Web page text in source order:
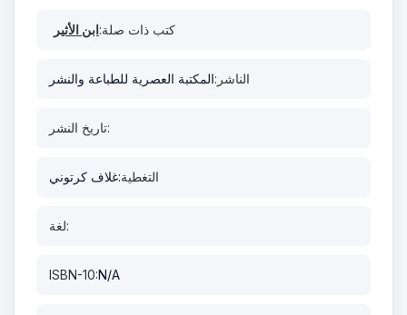
كتب ذات صلة:ابن الأثير
الناشر:المكتبة العصرية للطباعة والنشر
تاريخ النشر:
التغطية:غلاف كرتوني
لغة:
ISBN-10:N/A